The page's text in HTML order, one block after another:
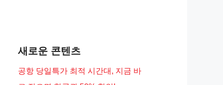
새로운 콘텐츠
공항 당일특가 최적 시간대, 지금 바